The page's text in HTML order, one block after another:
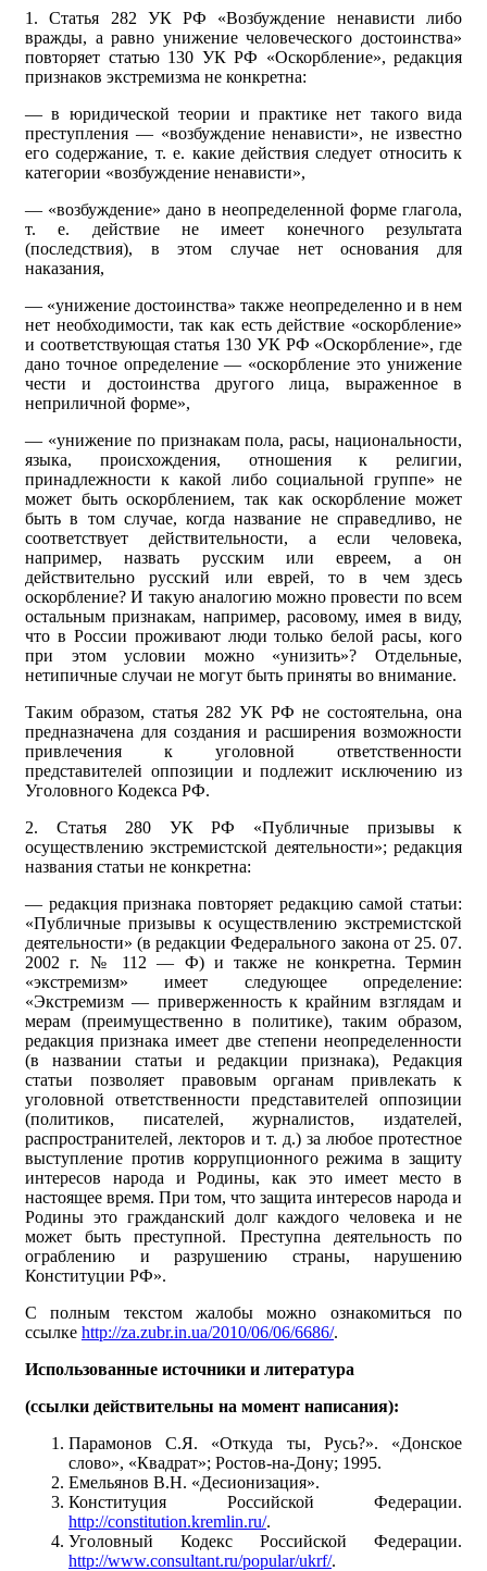
1. Статья 282 УК РФ «Возбуждение ненависти либо
вражды, а равно унижение человеческого достоинства»
повторяет статью 130 УК РФ «Оскорбление», редакция
признаков экстремизма не конкретна:
— в юридической теории и практике нет такого вида
преступления — «возбуждение ненависти», не известно
его содержание, т. е. какие действия следует относить к
категории «возбуждение ненависти»,
— «возбуждение» дано в неопределенной форме глагола,
т. е. действие не имеет конечного результата
(последствия), в этом случае нет основания для
наказания,
— «унижение достоинства» также неопределенно и в нем
нет необходимости, так как есть действие «оскорбление»
и соответствующая статья 130 УК РФ «Оскорбление», где
дано точное определение — «оскорбление это унижение
чести и достоинства другого лица, выраженное в
неприличной форме»,
— «унижение по признакам пола, расы, национальности,
языка, происхождения, отношения к религии,
принадлежности к какой либо социальной группе» не
может быть оскорблением, так как оскорбление может
быть в том случае, когда название не справедливо, не
соответствует действительности, а если человека,
например, назвать русским или евреем, а он
действительно русский или еврей, то в чем здесь
оскорбление? И такую аналогию можно провести по всем
остальным признакам, например, расовому, имея в виду,
что в России проживают люди только белой расы, кого
при этом условии можно «унизить»? Отдельные,
нетипичные случаи не могут быть приняты во внимание.
Таким образом, статья 282 УК РФ не состоятельна, она
предназначена для создания и расширения возможности
привлечения к уголовной ответственности
представителей оппозиции и подлежит исключению из
Уголовного Кодекса РФ.
2. Статья 280 УК РФ «Публичные призывы к
осуществлению экстремистской деятельности»; редакция
названия статьи не конкретна:
— редакция признака повторяет редакцию самой статьи:
«Публичные призывы к осуществлению экстремистской
деятельности» (в редакции Федерального закона от 25. 07.
2002 г. № 112 — Ф) и также не конкретна. Термин
«экстремизм» имеет следующее определение:
«Экстремизм — приверженность к крайним взглядам и
мерам (преимущественно в политике), таким образом,
редакция признака имеет две степени неопределенности
(в названии статьи и редакции признака), Редакция
статьи позволяет правовым органам привлекать к
уголовной ответственности представителей оппозиции
(политиков, писателей, журналистов, издателей,
распространителей, лекторов и т. д.) за любое протестное
выступление против коррупционного режима в защиту
интересов народа и Родины, как это имеет место в
настоящее время. При том, что защита интересов народа и
Родины это гражданский долг каждого человека и не
может быть преступной. Преступна деятельность по
ограблению и разрушению страны, нарушению
Конституции РФ».
С полным текстом жалобы можно ознакомиться по
ссылке http://za.zubr.in.ua/2010/06/06/6686/.
Использованные источники и литература
(ссылки действительны на момент написания):
Парамонов С.Я. «Откуда ты, Русь?». «Донское
слово», «Квадрат»; Ростов-на-Дону; 1995.
Емельянов В.Н. «Десионизация».
Конституция Российской Федерации.
http://constitution.kremlin.ru/.
Уголовный Кодекс Российской Федерации.
http://www.consultant.ru/popular/ukrf/.